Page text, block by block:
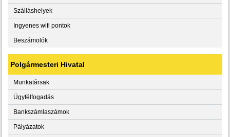
Szálláshelyek
Ingyenes wifi pontok
Beszámolók
Polgármesteri Hivatal
Munkatársak
Ügyfélfogadás
Bankszámlaszámok
Pályázatok